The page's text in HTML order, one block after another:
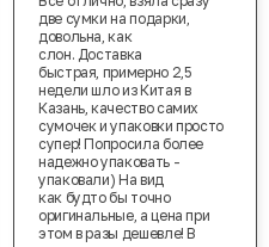
две сумки на подарки,
довольна, как
слон. Доставка
быстрая, примерно 2,5
недели шло из Китая в
Казань, качество самих
сумочек и упаковки просто
супер! Попросила более
надежно упаковать -
упаковали) На вид
как будто бы точно
оригинальные, а цена при
этом в разы дешевле! В